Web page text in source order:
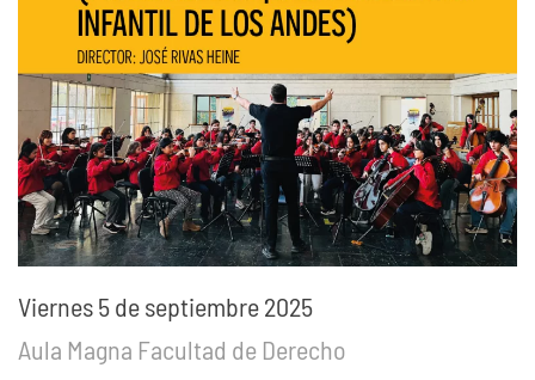
Viernes 5 de septiembre 2025
Aula Magna Facultad de Derecho